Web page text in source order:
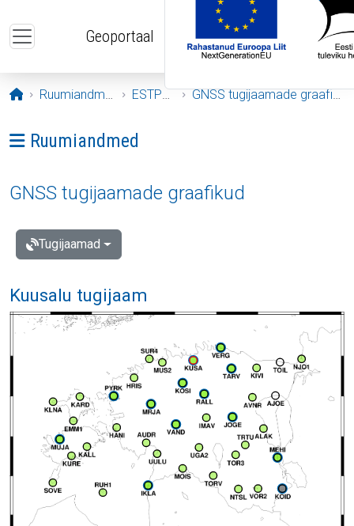
Geoportaal
Avaleht
Ruumiandmed ESTPOS GNSS tugijaamade graafikud
Ava menüü: Ruumiandmed
Ruumiandmed
GNSS tugijaamade graafikud
Tugijaamad
Kuusalu tugijaam